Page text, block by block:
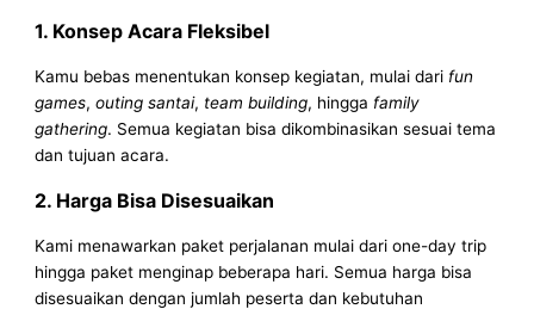
1. Konsep Acara Fleksibel
Kamu bebas menentukan konsep kegiatan, mulai dari fun
games,outing santai, team building, hingga family
gathering. Semua kegiatan bisa dikombinasikan sesuai tema
dan tujuan acara.
2. Harga Bisa Disesuaikan
Kami menawarkan paket perjalanan mulai dari one-day trip
hingga paket menginap beberapa hari. Semua harga bisa
disesuaikan dengan jumlah peserta dan kebutuhan